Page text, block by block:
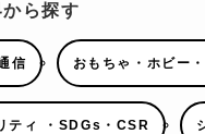
ら探す
信 おもちゃ・ホビー
ティ ・SDGs・CSR